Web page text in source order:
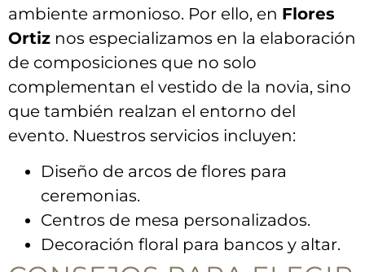
ambiente‍ armonioso. Por​ ello, en Flores
Ortiz nos especializamos‌ en la elaboración
⁢de composiciones que no ⁤solo
complementan el vestido de ⁢la novia, sino
que ⁢también realzan el⁢ entorno del
evento.‍ Nuestros servicios incluyen:
Diseño de ​arcos de flores‌ para
‍ceremonias.
Centros de mesa personalizados.
Decoración​ floral para bancos y altar.